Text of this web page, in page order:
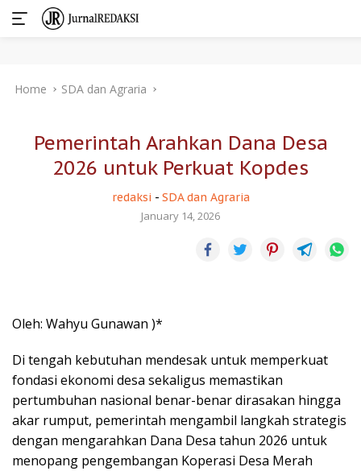
Home SDA dan Agraria
Pemerintah Arahkan Dana Desa
2026 untuk Perkuat Kopdes
redaksi - SDA dan Agraria
January 14, 2026
Oleh: Wahyu Gunawan )*
Di tengah kebutuhan mendesak untuk memperkuat
fondasi ekonomi desa sekaligus memastikan
pertumbuhan nasional benar-benar dirasakan hingga
akar rumput, pemerintah mengambil langkah strategis
dengan mengarahkan Dana Desa tahun 2026 untuk
menopang pengembangan Koperasi Desa Merah